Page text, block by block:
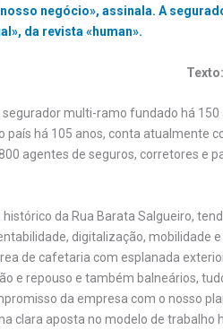
negócio», assinala. A
da revista «human».
Texto:
multi-ramo fundado há
país há 105 anos, conta atualmente
agentes de seguros, corretores e
da Rua Barata Salgueiro,
digitalização, mobilidade e
de cafetaria com esplanada
e repouso e também balneários,
da empresa com o nosso
clara aposta no modelo de trabalho